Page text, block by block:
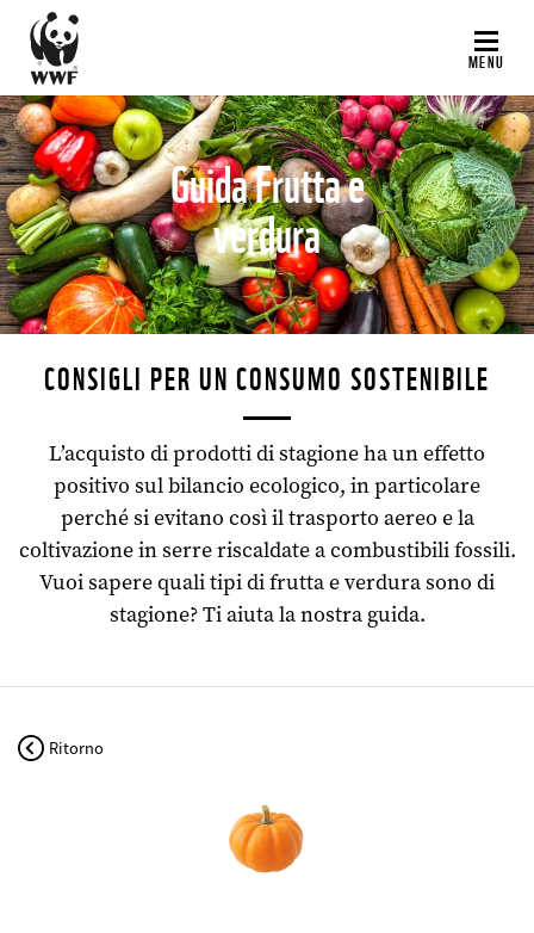
Salta
contenuto
principale
MENU
Guida Frutta e
verdura
CONSIGLI PER UN CONSUMO SOSTENIBILE
L’acquisto di prodotti di stagione ha un effetto
positivo sul bilancio ecologico, in particolare
perché si evitano così il trasporto aereo e la
coltivazione in serre riscaldate a combustibili fossili.
Vuoi sapere quali tipi di frutta e verdura sono di
stagione? Ti aiuta la nostra guida.
Ritorno